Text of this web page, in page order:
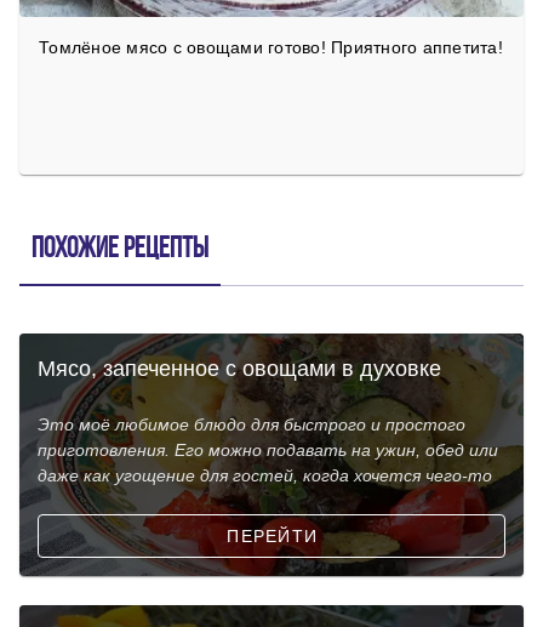
Томлёное мясо с овощами готово! Приятного аппетита!
Похожие рецепты
Мясо, запеченное с овощами в духовке
Это моё любимое блюдо для быстрого и простого
приготовления. Его можно подавать на ужин, обед или
даже как угощение для гостей, когда хочется чего-то
ПЕРЕЙТИ